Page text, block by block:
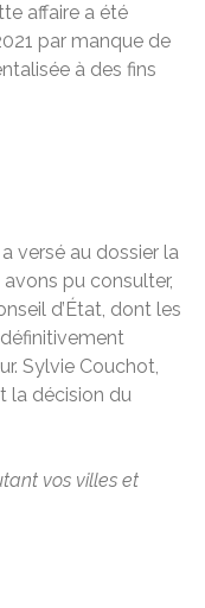
affaire a été
par manque de
à des fins
versé au dossier la
pu consulter,
d’État, dont les
Sylvie Couchot,
la décision du
vos villes et